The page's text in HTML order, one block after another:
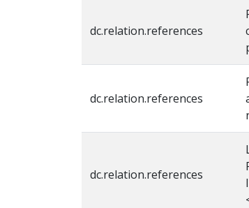
dc.relation.references
dc.relation.references
dc.relation.references